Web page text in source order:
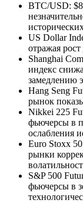
BTC/USD:
US Dollar
отражая
Shanghai
индекс
замедлению
Hang Seng
рынок
Nikkei 225
фьючерсы в
ослабления
Euro Stoxx
рынки
S&P 500
фьючерсы в